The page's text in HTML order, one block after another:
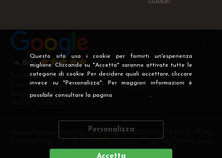
Questo sito usa i cookie per fornirti un'esperienza
migliore. Cliccando su "Accetta" saranno attivate tutte le
categorie di cookie. Per decidere quali accettare, cliccare
invece su "Personalizza". Per maggiori informazioni è
possibile consultare la pagina .
Personalizza
Accetta
Recensioni Verificate
I nostri clienti soddisfatti
valgono più di mille parole
Raven Distribution SRL - Via Fanin 30, 40026 Imola (BO) - P.Iva
i.v